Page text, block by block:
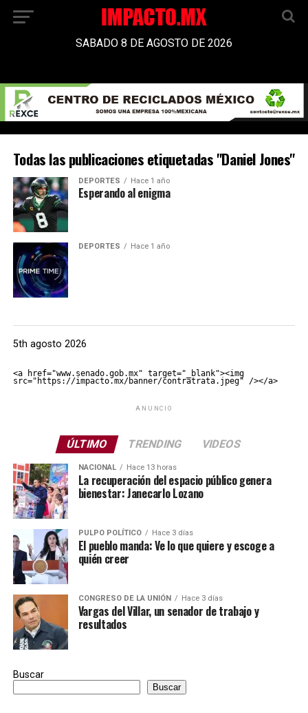
SABADO 8 DE AGOSTO DE 2026
Todas las publicaciones etiquetadas "Daniel Jones"
DEPORTES Hace 1 año
Esperando al enigma
DEPORTES Hace 1 año
5th agosto 2026
<a href="www.senado.gob.mx" target="_blank"><img
src="https://impacto.mx/banner/contratrata.jpeg" /></a>
ANUNCIO
ÚLTIMO TRENDING VIDEOS
NACIONAL Hace 13 horas
La recuperación del espacio público genera
bienestar: Janecarlo Lozano
PULPO POLÍTICO Hace 3 días
El pueblo manda: Ve lo que quiere y escoge a
quién creer
CONGRESO DE LA UNIÓN Hace 3 días
Vargas del Villar, un senador de trabajo y
resultados
Buscar
Buscar